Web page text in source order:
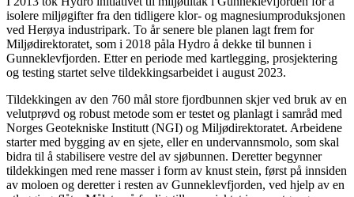
isolere miljøgifter fra den tidligere klor- og magnesiumproduksjonen
ved Herøya industripark. To år senere ble planen lagt frem for
Miljødirektoratet, som i 2018 påla Hydro å dekke til bunnen i
Gunneklevfjorden. Etter en periode med kartlegging, prosjektering
og testing startet selve tildekkingsarbeidet i august 2023.
Tildekkingen av den 760 mål store fjordbunnen skjer ved bruk av en
velutprøvd og robust metode som er testet og planlagt i samråd med
Norges Geotekniske Institutt (NGI) og Miljødirektoratet. Arbeidene
starter med bygging av en sjete, eller en undervannsmolo, som skal
bidra til å stabilisere vestre del av sjøbunnen. Deretter begynner
tildekkingen med rene masser i form av knust stein, først på innsiden
av moloen og deretter i resten av Gunneklevfjorden, ved hjelp av en